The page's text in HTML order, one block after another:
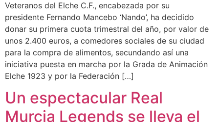
Veteranos del Elche C.F., encabezada por su
presidente Fernando Mancebo ‘Nando’, ha decidido
donar su primera cuota trimestral del año, por valor de
unos 2.400 euros, a comedores sociales de su ciudad
para la compra de alimentos, secundando así una
iniciativa puesta en marcha por la Grada de Animación
Elche 1923 y por la Federación […]
Un espectacular Real
Murcia Legends se lleva el